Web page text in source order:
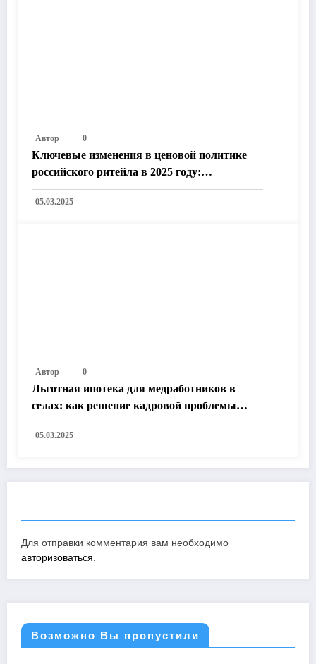
Автор 0
Ключевые изменения в ценовой политике
российского ритейла в 2025 году:
Технологии, законодательство и рыночные
тренды
05.03.2025
Автор 0
Льготная ипотека для медработников в
селах: как решение кадровой проблемы
улучшит жизнь в России
05.03.2025
Для отправки комментария вам необходимо
авторизоваться.
Возможно Вы пропустили